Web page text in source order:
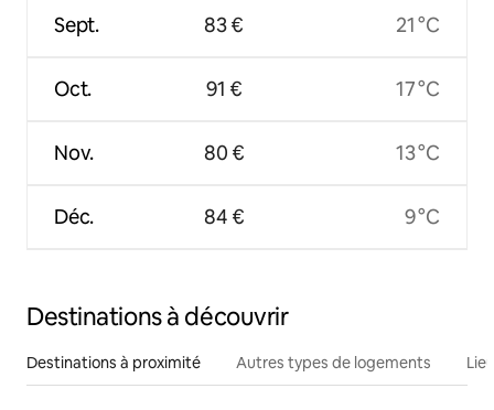
Sept.
Oct.
Nov.
Déc.
83 €
91 €
80 €
84 €
21 °C
17 °C
13 °C
9 °C
Destinations à découvrir
Destinations à proximité Autres types de logements